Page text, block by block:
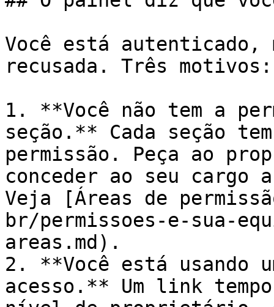
Você está autenticado,
recusada. Três motivos:
1. **Você não tem a
seção.** Cada seção
permissão. Peça ao
conceder ao seu cargo
Veja [Áreas de
br/permissoes-e-sua-
areas.md).
2. **Você está usando
acesso.** Um link